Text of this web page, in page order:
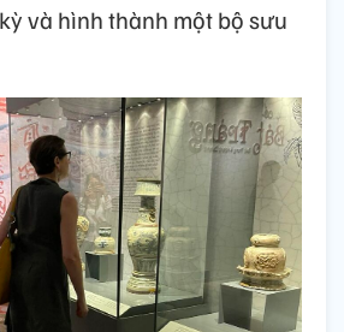
và hình thành một bộ sưu